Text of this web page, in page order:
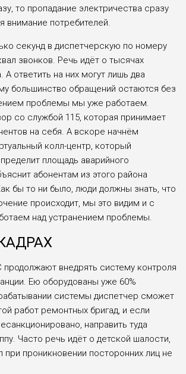
то пропадание электричества сразу
внимание потребителей.
секунд в диспетчерскую по номеру
звонков. Речь идёт о тысячах
А ответить на них могут лишь два
большинство обращений остаются без
проблемы мы уже работаем.
со службой 115, которая принимает
на себя. А вскоре начнём
колл-центр, который
площадь аварийного
абонентам из этого района
бы то ни было, люди должны знать, что
происходит, мы это видим и с
над устранением проблемы.
внедрять систему контроля
Ею оборудованы уже 60%
системы диспетчер сможет
работ ремонтных бригад, и если
направить туда
Часто речь идёт о детской шалости,
при проникновении посторонних лиц не